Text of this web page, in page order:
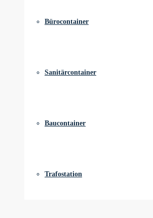
Bürocontainer
Sanitärcontainer
Baucontainer
Trafostation